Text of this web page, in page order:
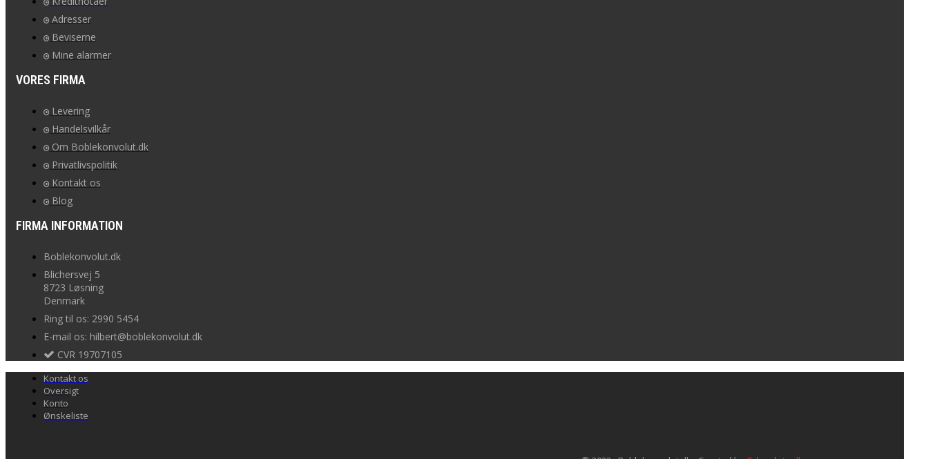
Adresser
Beviserne
Mine alarmer
VORES FIRMA
Levering
Handelsvilkår
Om Boblekonvolut.dk
Privatlivspolitik
Kontakt os
Blog
FIRMA INFORMATION
Boblekonvolut.dk
Blichersvej 5
8723 Løsning
Denmark
Ring til os: 2990 5454
E-mail os: hilbert@boblekonvolut.dk
CVR 19707105
Kontakt os
Oversigt
Konto
Ønskeliste